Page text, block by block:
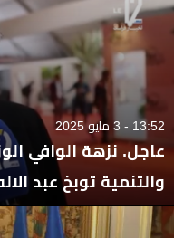
13:52 - 3 مايو 2025
عاجل. نزهة الوافي
والتنمية توبخ عبد